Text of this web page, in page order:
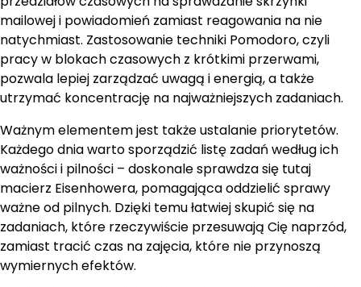
mailowej i powiadomień zamiast reagowania na nie
natychmiast. Zastosowanie techniki Pomodoro, czyli
pracy w blokach czasowych z krótkimi przerwami,
pozwala lepiej zarządzać uwagą i energią, a także
utrzymać koncentrację na najważniejszych zadaniach.
Ważnym elementem jest także ustalanie priorytetów.
Każdego dnia warto sporządzić listę zadań według ich
ważności i pilności – doskonale sprawdza się tutaj
macierz Eisenhowera, pomagająca oddzielić sprawy
ważne od pilnych. Dzięki temu łatwiej skupić się na
zadaniach, które rzeczywiście przesuwają Cię naprzód,
zamiast tracić czas na zajęcia, które nie przynoszą
wymiernych efektów.